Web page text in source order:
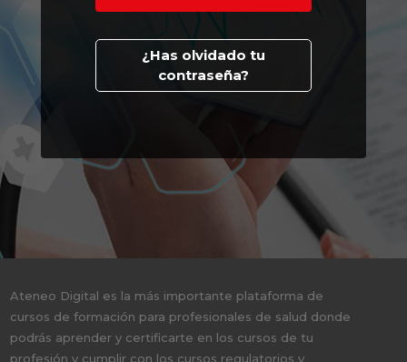
¿Has olvidado tu
contraseña?
Ateneo Digital es la más importante plataforma de
cursos de formación para profesionales de salud donde
podrás aprender y certificarte en los cursos de tu
profesión y cumplir con los cursos regulatorios y